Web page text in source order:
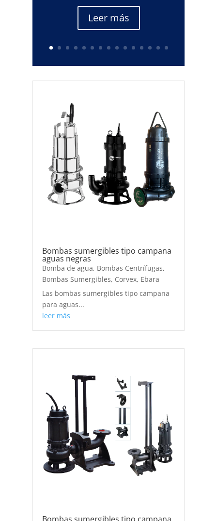
Leer más
Bombas sumergibles tipo campana
aguas negras
Bomba de agua, Bombas Centrífugas,
Bombas Sumergibles, Corvex, Ebara
Las bombas sumergibles tipo campana
para aguas...
leer más